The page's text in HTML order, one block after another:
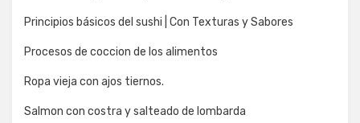
Principios básicos del sushi | Con Texturas y Sabores
Procesos de coccion de los alimentos
Ropa vieja con ajos tiernos.
Salmon con costra y salteado de lombarda